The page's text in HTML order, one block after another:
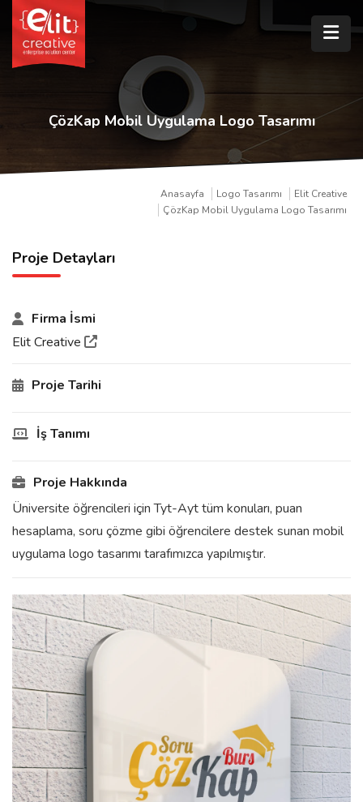
ÇözKap Mobil Uygulama Logo Tasarımı
Anasayfa Logo Tasarımı
Elit Creative
ÇözKap Mobil Uygulama Logo Tasarımı
Proje Detayları
Firma İsmi
Elit Creative
Proje Tarihi
İş Tanımı
Proje Hakkında
Üniversite öğrencileri için Tyt-Ayt tüm konuları, puan
hesaplama, soru çözme gibi öğrencilere destek sunan mobil
uygulama logo tasarımı tarafımızca yapılmıştır.